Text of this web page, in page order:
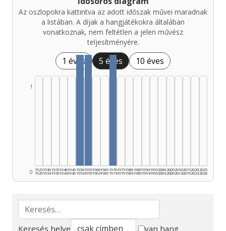
Az oszlopokra kattintva az adott időszak művei maradnak
a listában. A díjak a hangjátékokra általában
vonatkoznak, nem feltétlen a jelen művész
teljesítményére.
1 éves 5 éves 10 éves
0
1
1925
1929
1930
1934
1935
1939
1940
1944
1945
1949
1950
1954
1955
1959
1960
1964
1965
1969
1970
1974
1975
1979
1980
1984
1985
1989
1990
1994
1995
1999
2000
2004
2005
2009
2010
2014
2015
2019
2020
2024
2025
2026
Keresés helye
van hang